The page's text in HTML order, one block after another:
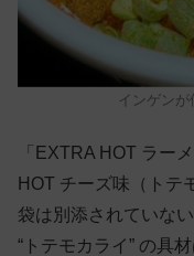
インゲン
「EXTRA HOT ラー
HOT チーズ味（トテ
袋は別添されていな
“トテモカライ” の具